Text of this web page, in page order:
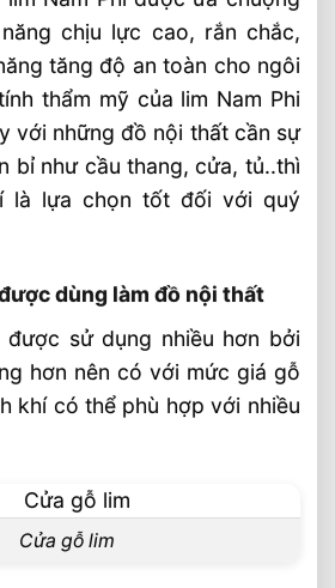
chịu lực cao, rắn chắc,
tăng độ an toàn cho ngôi
thẩm mỹ của lim Nam Phi
với những đồ nội thất cần sự
bỉ như cầu thang, cửa, tủ..thì
là lựa chọn tốt đối với quý
dùng làm đồ nội thất
được sử dụng nhiều hơn bởi
hơn nên có với mức giá gỗ
khí có thể phù hợp với nhiều
Cửa gỗ lim